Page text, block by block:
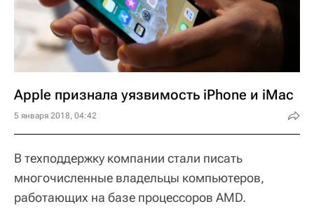
Apple признала уязвимость iPhone и iMac
5 января 2018, 04:42
В техподдержку компании стали писать
многочисленные владельцы компьютеров,
работающих на базе процессоров AMD.